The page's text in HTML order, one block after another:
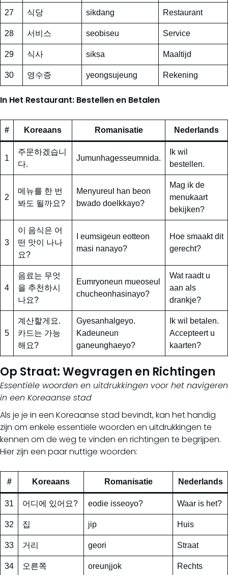
27 식당 sikdang Restaurant
28 서비스 seobiseu Service
29 식사 siksa Maaltijd
30 영수증 yeongsujeung Rekening
In Het Restaurant: Bestellen en Betalen
# Koreaans Romanisatie Nederlands
1
주문하겠습니
다.
Jumunhagesseumnida.
Ik wil
bestellen.
2
메뉴를 한 번
봐도 될까요?
Menyureul han beon
bwado doelkkayo?
Mag ik de
menukaart
bekijken?
3
이 음식은 어
떤 맛이 나나
요?
I eumsigeun eotteon
masi nanayo?
Hoe smaakt dit
gerecht?
4
음료는 무엇
을 추천하시
나요?
Eumryoneun mueoseul
chucheonhasinayo?
Wat raadt u
aan als
drankje?
5
계산할게요.
카드는 가능
해요?
Gyesanhalgeyo.
Kadeuneun
ganeunghaeyo?
Ik wil betalen.
Accepteert u
kaarten?
Op Straat: Wegvragen en Richtingen
Essentiële woorden en uitdrukkingen voor het navigeren
in een Koreaanse stad
Als je je in een Koreaanse stad bevindt, kan het handig
zijn om enkele essentiële woorden en uitdrukkingen te
kennen om de weg te vinden en richtingen te begrijpen.
Hier zijn een paar nuttige woorden:
# Koreaans Romanisatie Nederlands
31 어디에 있어요? eodie isseoyo? Waar is het?
32 집 jip Huis
33 거리 geori Straat
34 오른쪽 oreunjjok Rechts